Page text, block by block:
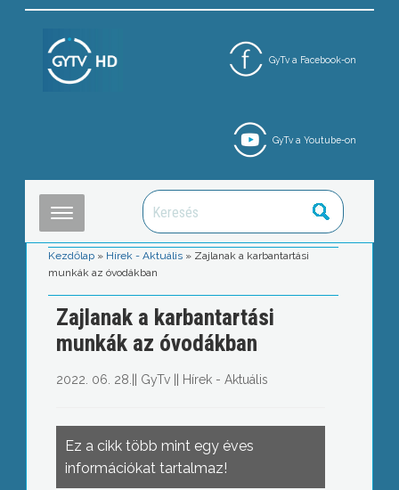
GyTv a Facebook-on
GyTv a Youtube-on
Kezdőlap » Hírek - Aktuális » Zajlanak a karbantartási
munkák az óvodákban
Zajlanak a karbantartási
munkák az óvodákban
2022. 06. 28. GyTv|| Hírek - Aktuális
Ez a cikk több mint egy éves
információkat tartalmaz!